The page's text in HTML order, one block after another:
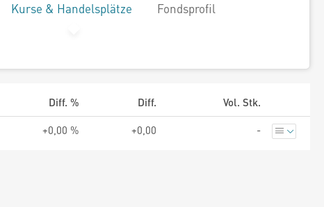
Kurse & Handelsplätze Fondsprofil
Diff. % Diff.
Vol. Stk.
+0,00 % +0,00 -